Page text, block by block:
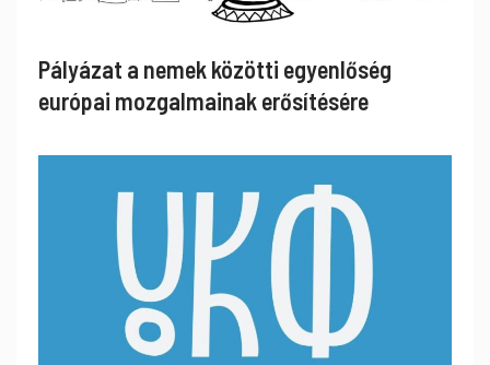
Pályázat a nemek közötti egyenlőség
európai mozgalmainak erősítésére